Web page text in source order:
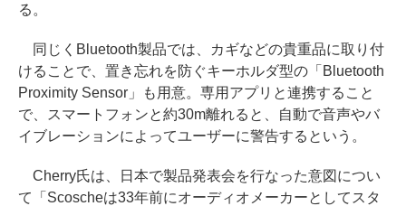
る。
同じくBluetooth製品では、カギなどの貴重品に取り付
けることで、置き忘れを防ぐキーホルダ型の「Bluetooth
Proximity Sensor」も用意。専用アプリと連携すること
で、スマートフォンと約30m離れると、自動で音声やバ
イブレーションによってユーザーに警告するという。
Cherry氏は、日本で製品発表会を行なった意図につい
て「Scoscheは33年前にオーディオメーカーとしてスタ